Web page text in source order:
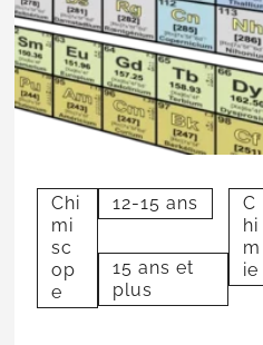
Chi
mi
sc
op
e
12-15 ans
15 ans et
plus
C
hi
m
ie